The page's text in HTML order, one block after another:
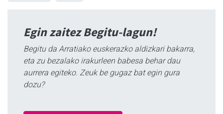
Egin zaitez Begitu-lagun!
Begitu da Arratiako euskerazko aldizkari bakarra,
eta zu bezalako irakurleen babesa behar dau
aurrera egiteko. Zeuk be gugaz bat egin gura
dozu?